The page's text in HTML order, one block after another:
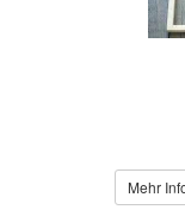
Mehr